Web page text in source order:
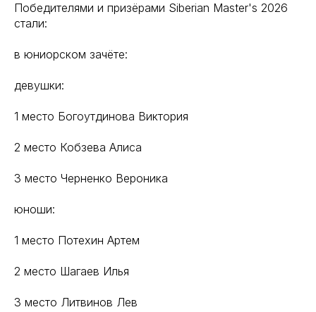
Победителями и призёрами Siberian Master's 2026
стали:
в юниорском зачёте:
девушки:
1 место Богоутдинова Виктория
2 место Кобзева Алиса
3 место Черненко Вероника
юноши:
1 место Потехин Артем
2 место Шагаев Илья
3 место Литвинов Лев